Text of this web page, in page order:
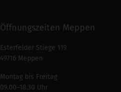
Öffnungszeiten Meppen
Esterfelder Stiege 119
49716 Meppen
Montag bis Freitag
09.00–18.30 Uhr